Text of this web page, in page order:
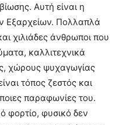
Αυτή είναι η
Εξαρχείων. Πολλαπλά
χιλιάδες άνθρωποι που
καλλιτεχνικά
χώρους ψυχαγωγίας
τόπος ζεστός και
παραφωνίες του.
φορτίο, φυσικό δεν